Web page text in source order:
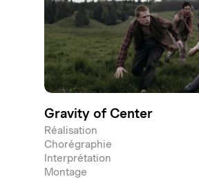
Gravity of Center
Réalisation
Chorégraphie
Interprétation
Montage